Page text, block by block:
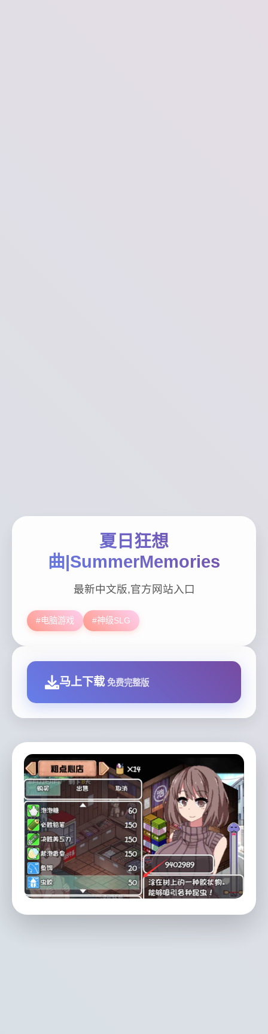
夏日狂想
曲|SummerMemories
最新中文版,官方网站入口
#电脑游戏 #神级SLG
马上下载 免费完整版